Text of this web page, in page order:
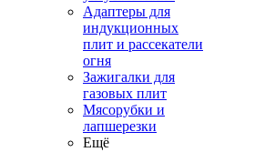
Адаптеры для
индукционных
плит и рассекатели
огня
Зажигалки для
газовых плит
Мясорубки и
лапшерезки
Ещё